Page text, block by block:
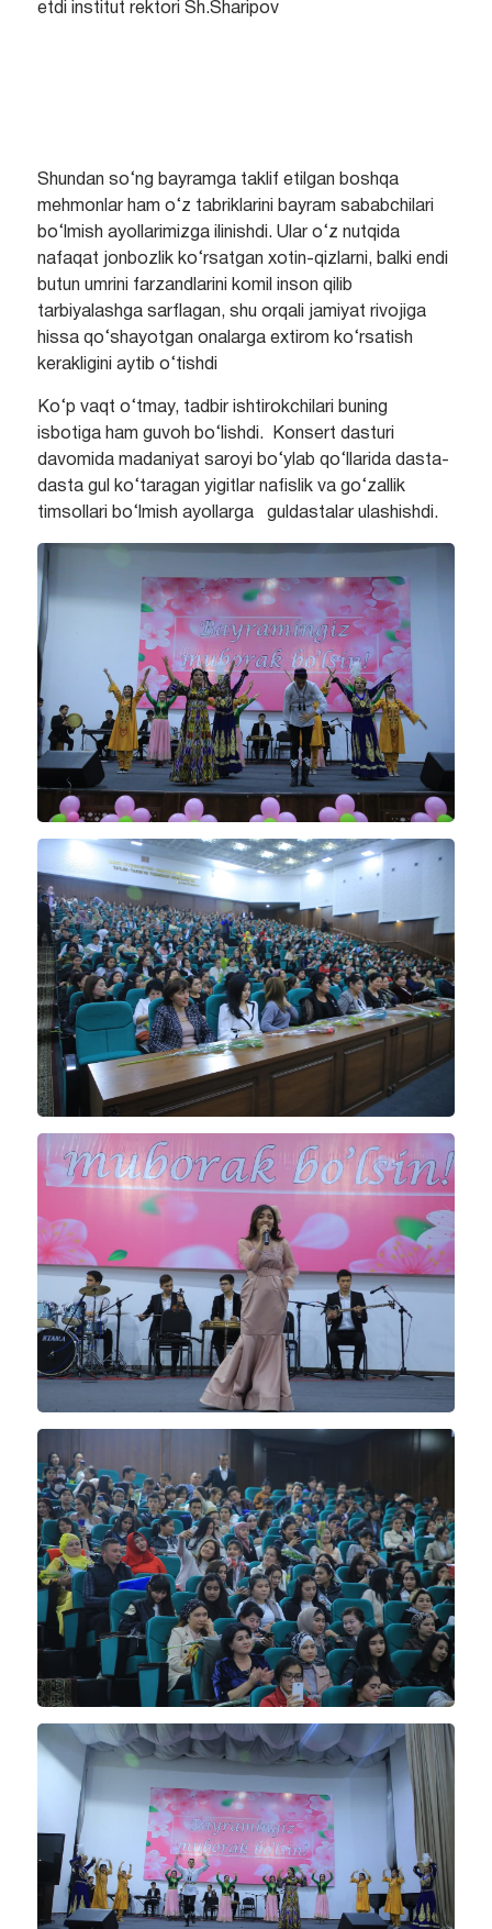
etdi institut rektori Sh.Sharipov
Shundan so‘ng bayramga taklif etilgan boshqa
mehmonlar ham o‘z tabriklarini bayram sababchilari
bo‘lmish ayollarimizga ilinishdi. Ular o‘z nutqida
nafaqat jonbozlik ko‘rsatgan xotin-qizlarni, balki endi
butun umrini farzandlarini komil inson qilib
tarbiyalashga sarflagan, shu orqali jamiyat rivojiga
hissa qo‘shayotgan onalarga extirom ko‘rsatish
kerakligini aytib o‘tishdi
Ko‘p vaqt o‘tmay, tadbir ishtirokchilari buning
isbotiga ham guvoh bo‘lishdi. Konsert dasturi
davomida madaniyat saroyi bo‘ylab qo‘llarida dasta-
dasta gul ko‘taragan yigitlar nafislik va go‘zallik
timsollari bo‘lmish ayollarga guldastalar ulashishdi.